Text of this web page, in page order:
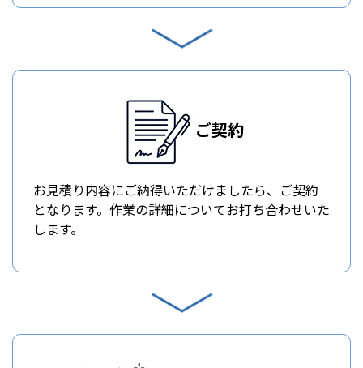
ご契約
お見積り内容にご納得いただけましたら、ご契約
となります。作業の詳細についてお打ち合わせいた
します。